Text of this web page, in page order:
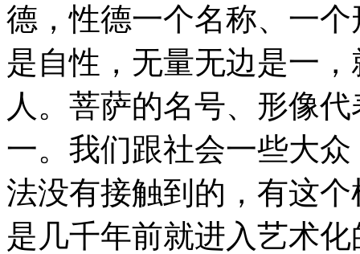
德，性德一个名称、一
是自性，无量无边是一
人。菩萨的名号、形像
一。我们跟社会一些大
法没有接触到的，有这
是几千年前就进入艺术